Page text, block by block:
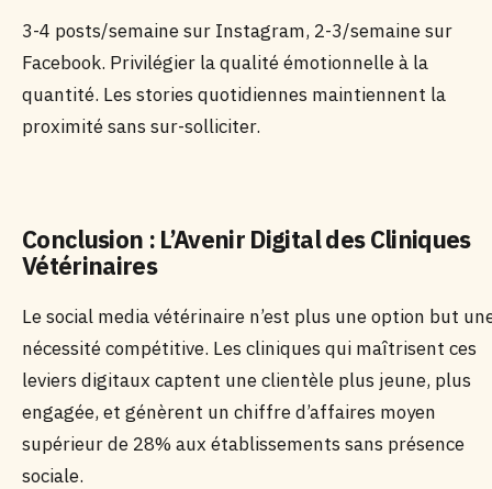
3-4 posts/semaine sur Instagram, 2-3/semaine sur
Facebook. Privilégier la qualité émotionnelle à la
quantité. Les stories quotidiennes maintiennent la
proximité sans sur-solliciter.
Conclusion : L’Avenir Digital des Cliniques
Vétérinaires
Le social media vétérinaire n’est plus une option but
nécessité compétitive. Les cliniques qui maîtrisent ces
leviers digitaux captent une clientèle plus jeune, plus
engagée, et génèrent un chiffre d’affaires moyen
supérieur de 28% aux établissements sans présence
sociale.